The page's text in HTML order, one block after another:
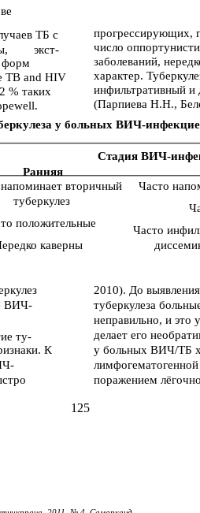
125
ТБ с
экст-
форм
ТВ and HIV
% таких
ВИЧ-
ту-
К
прогрессирующих,
число
заболеваний,
характер.
инфильтративный и
(Парпиева Н.Н.,
2010). До
туберкулеза
неправильно, и это
делает его
у больных ВИЧ/ТБ
поражением
Стадия ВИЧ-
Ранняя
вторичный
туберкулез
положительные
каверны
Часто
Часто
у больных ВИЧ-